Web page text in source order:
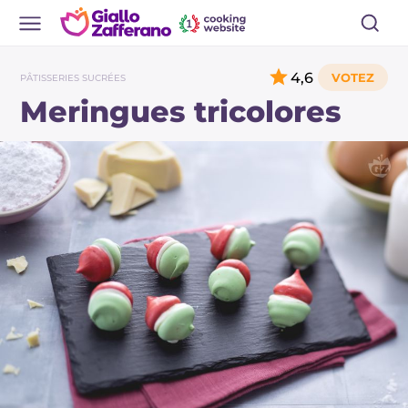
PÂTISSERIES SUCRÉES
Meringues tricolores
4,6